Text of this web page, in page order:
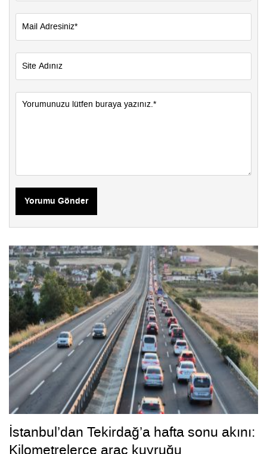
Yorumu Gönder
İstanbul’dan Tekirdağ’a hafta sonu akını:
Kilometrelerce araç kuyruğu